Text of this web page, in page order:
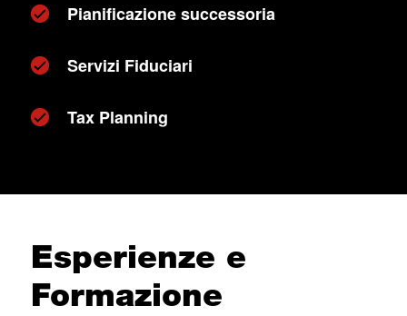
Pianificazione successoria
Servizi Fiduciari
Tax Planning
Esperienze e
Formazione